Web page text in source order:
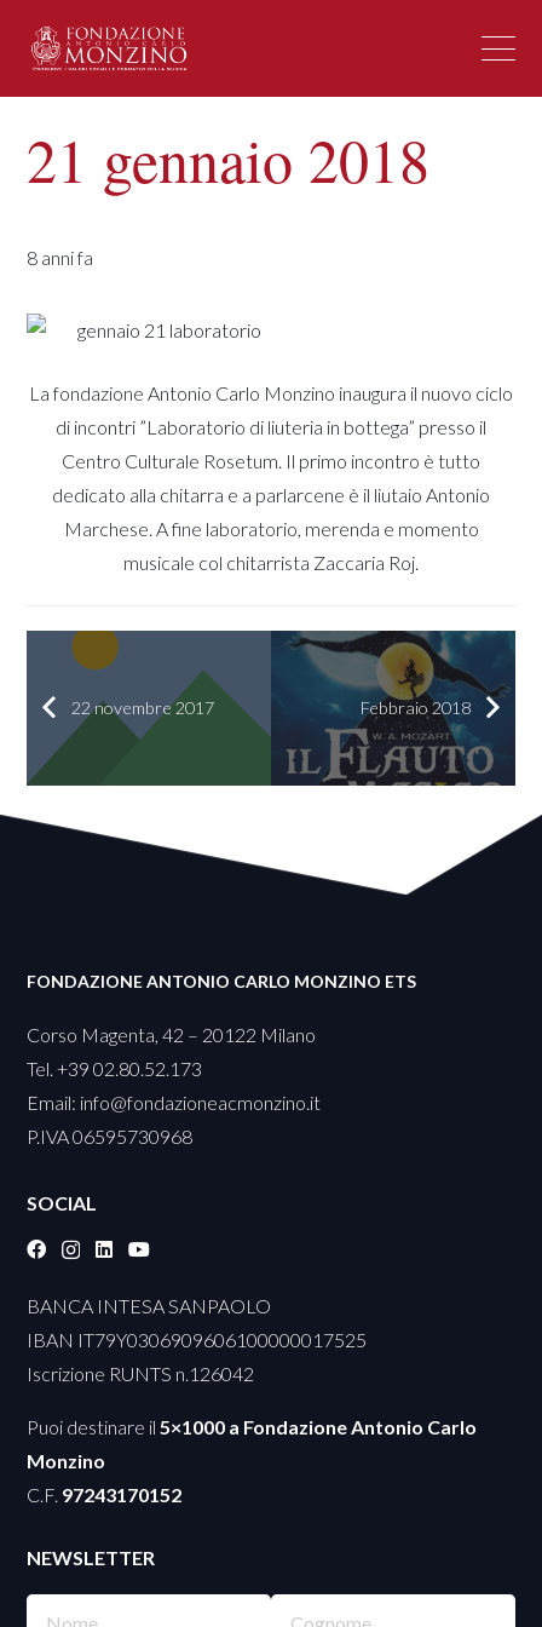
21 gennaio 2018
8 anni fa
La fondazione Antonio Carlo Monzino inaugura il nuovo ciclo
di incontri ”Laboratorio di liuteria in bottega” presso il
Centro Culturale Rosetum. Il primo incontro è tutto
dedicato alla chitarra e a parlarcene è il liutaio Antonio
Marchese. A fine laboratorio, merenda e momento
musicale col chitarrista Zaccaria Roj.
22 novembre 2017 Febbraio 2018
FONDAZIONE ANTONIO CARLO MONZINO ETS
Corso Magenta, 42 – 20122 Milano
Tel. +39 02.80.52.173
Email: info@fondazioneacmonzino.it
P.IVA 06595730968
SOCIAL
BANCA INTESA SANPAOLO
IBAN IT79Y0306909606100000017525
Iscrizione RUNTS n.126042
Puoi destinare il5×1000 a Fondazione Antonio Carlo
Monzino
C.F. 97243170152
NEWSLETTER